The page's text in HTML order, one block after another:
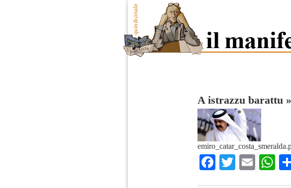
A istrazzu barattu »
Facebook
TwitterEmail